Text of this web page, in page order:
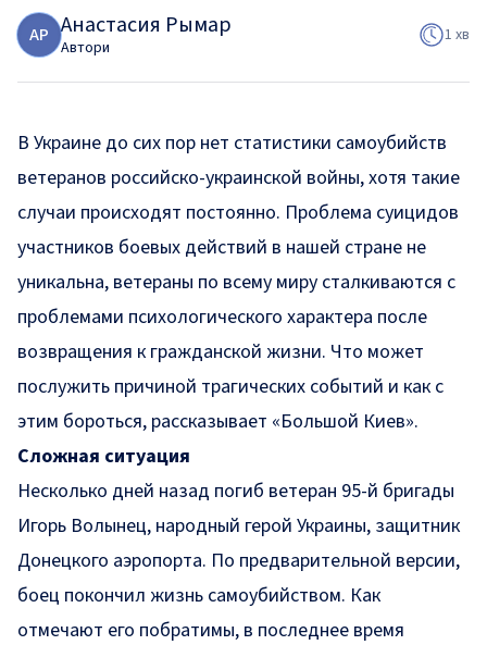
АР Анастасия Рымар
Автори
1 хв
В Украине до сих пор нет статистики самоубийств
ветеранов российско-украинской войны, хотя такие
случаи происходят постоянно. Проблема суицидов
участников боевых действий в нашей стране не
уникальна, ветераны по всему миру сталкиваются с
проблемами психологического характера после
возвращения к гражданской жизни. Что может
послужить причиной трагических событий и как с
этим бороться, рассказывает «Большой Киев».
Сложная ситуация
Несколько дней назад погиб ветеран 95-й бригады
Игорь Волынец, народный герой Украины, защитник
Донецкого аэропорта. По предварительной версии,
боец покончил жизнь самоубийством. Как
отмечают его побратимы, в последнее время